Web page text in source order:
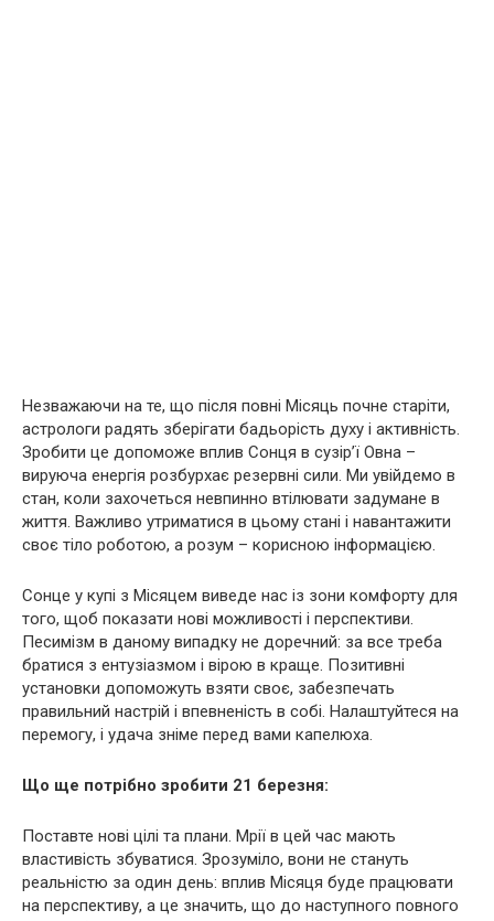
Незважаючи на те, що після повні Місяць почне старіти,
астрологи радять зберігати бадьорість духу і активність.
Зробити це допоможе вплив Сонця в сузір’ї Овна –
вируюча енергія розбурхає резервні сили. Ми увійдемо в
стан, коли захочеться невпинно втілювати задумане в
життя. Важливо утриматися в цьому стані і навантажити
своє тіло роботою, а розум – корисною інформацією.
Сонце у купі з Місяцем виведе нас із зони комфорту для
того, щоб показати нові можливості і перспективи.
Песимізм в даному випадку не доречний: за все треба
братися з ентузіазмом і вірою в краще. Позитивні
установки допоможуть взяти своє, забезпечать
правильний настрій і впевненість в собі. Налаштуйтеся на
перемогу, і удача зніме перед вами капелюха.
Що ще потрібно зробити 21 березня:
Поставте нові цілі та плани. Мрії в цей час мають
властивість збуватися. Зрозуміло, вони не стануть
реальністю за один день: вплив Місяця буде працювати
на перспективу, а це значить, що до наступного повного